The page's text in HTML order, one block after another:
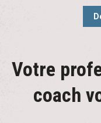
Votre
coach